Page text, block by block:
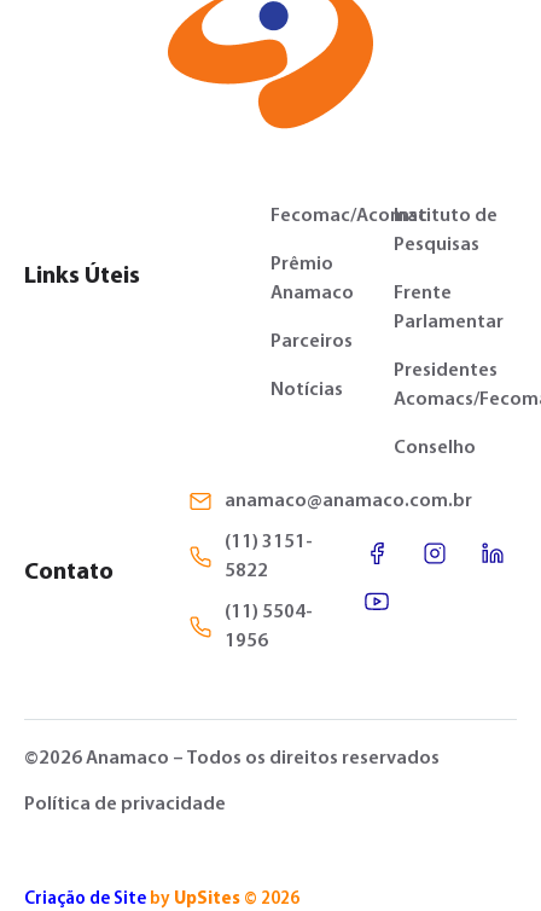
Links Úteis
Fecomac/Acomac
Prêmio
Anamaco
Parceiros
Notícias
Instituto de
Pesquisas
Frente
Parlamentar
Presidentes
Acomacs/
Conselho
Contato
anamaco@anamaco.com.br
(11) 3151-
5822
(11) 5504-
1956
©2026 Anamaco – Todos os direitos reservados
Política de privacidade
Criação de Site by UpSites © 2026